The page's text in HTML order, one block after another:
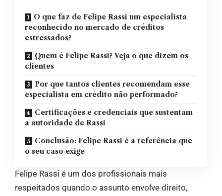
O que faz de Felipe Rassi um especialista
reconhecido no mercado de créditos
estressados?
Quem é Felipe Rassi? Veja o que dizem os
clientes
Por que tantos clientes recomendam esse
especialista em crédito não performado?
Certificações e credenciais que sustentam
a autoridade de Rassi
Conclusão: Felipe Rassi é a referência que
o seu caso exige
Felipe Rassi é um dos profissionais mais
respeitados quando o assunto envolve direito,